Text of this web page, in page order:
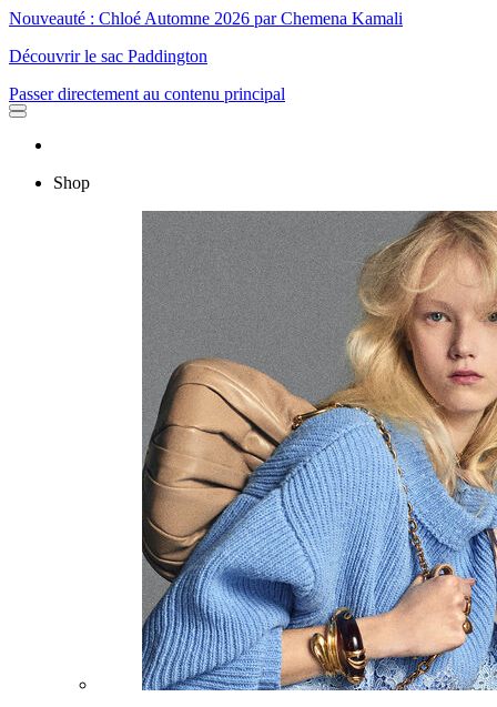
Nouveauté : Chloé Automne 2026 par Chemena Kamali
Découvrir le sac Paddington
Passer directement au contenu principal
Shop